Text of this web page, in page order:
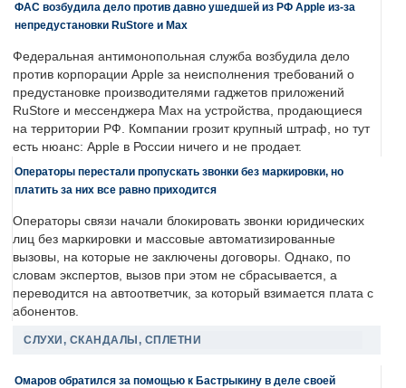
ФАС возбудила дело против давно ушедшей из РФ Apple из-за
непредустановки RuStore и Max
Федеральная антимонопольная служба возбудила дело
против корпорации Apple за неисполнения требований о
предустановке производителями гаджетов приложений
RuStore и мессенджера Max на устройства, продающиеся
на территории РФ. Компании грозит крупный штраф, но тут
есть нюанс: Apple в России ничего и не продает.
Операторы перестали пропускать звонки без маркировки, но
платить за них все равно приходится
Операторы связи начали блокировать звонки юридических
лиц без маркировки и массовые автоматизированные
вызовы, на которые не заключены договоры. Однако, по
словам экспертов, вызов при этом не сбрасывается, а
переводится на автоответчик, за который взимается плата с
абонентов.
СЛУХИ, СКАНДАЛЫ, СПЛЕТНИ
Омаров обратился за помощью к Бастрыкину в деле своей